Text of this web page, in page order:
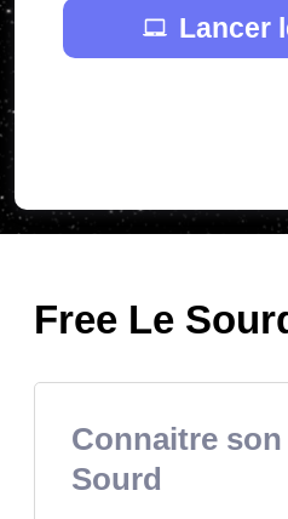
Lancer
Free Le
Connaitre
Sourd